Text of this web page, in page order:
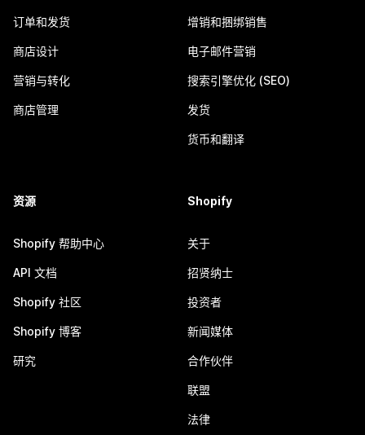
订单和发货
商店设计
营销与转化
商店管理
增销和捆绑销售
电子邮件营销
搜索引擎优化 (SEO)
发货
货币和翻译
资源
Shopify 帮助中心
API 文档
Shopify 社区
Shopify 博客
研究
Shopify
关于
招贤纳士
投资者
新闻媒体
合作伙伴
联盟
法律